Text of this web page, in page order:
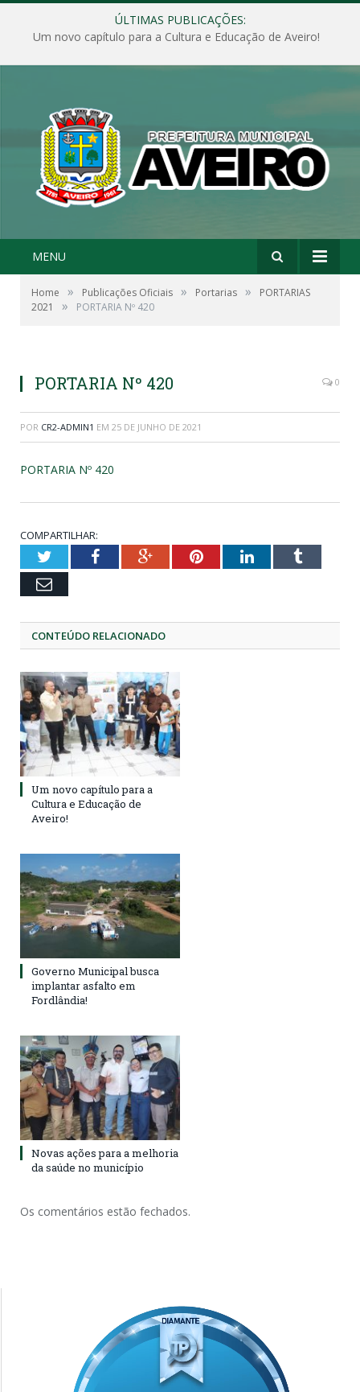
ÚLTIMAS PUBLICAÇÕES:
Um novo capítulo para a Cultura e Educação de Aveiro!
MENU
Home » Publicações Oficiais » Portarias »
PORTARIAS
2021
» PORTARIA Nº 420
PORTARIA Nº 420 0
POR CR2-ADMIN1 EM 25 DE JUNHO DE 2021
PORTARIA Nº 420
COMPARTILHAR:
TwitterFacebookGoogle+PinterestLinkedInTumblr
Email
CONTEÚDO RELACIONADO
Um novo capítulo para a
Cultura e Educação de
Aveiro!
Governo Municipal busca
implantar asfalto em
Fordlândia!
Novas ações para a melhoria
da saúde no município
Os comentários estão fechados.